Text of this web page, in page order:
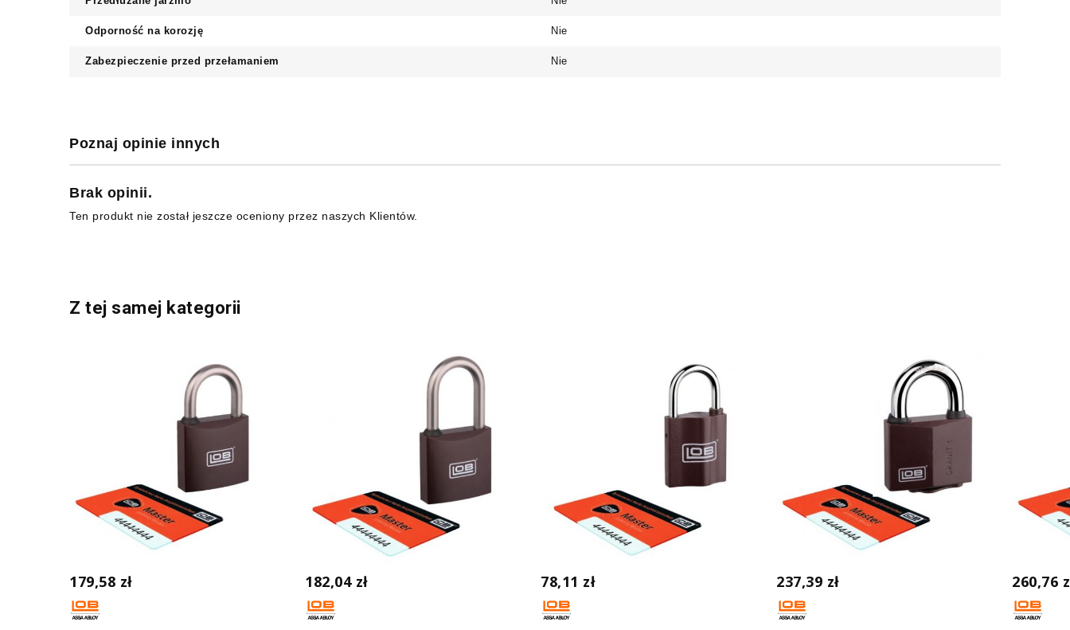
Odporność na korozję Nie
Zabezpieczenie przed przełamaniem Nie
Poznaj opinie innych
Brak opinii.
Ten produkt nie został jeszcze oceniony przez naszych Klientów.
Z tej samej kategorii
179,58 zł 182,04 zł 78,11 zł 237,39 zł 260,76